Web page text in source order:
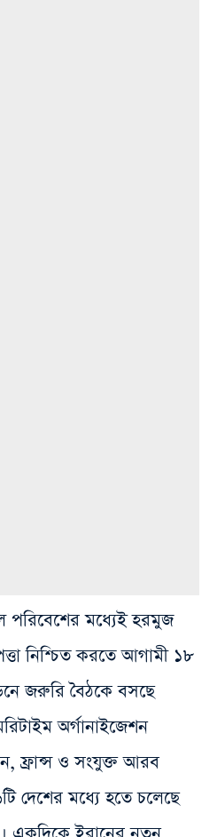
পরিবেশের মধ্যেই হরমুজ
নিশ্চিত করতে আগামী ১৮
জরুরি বৈঠকে বসছে
অর্গানাইজেশন
ফ্রান্স ও সংযুক্ত আরব
দেশের মধ্যে হতে চলেছে